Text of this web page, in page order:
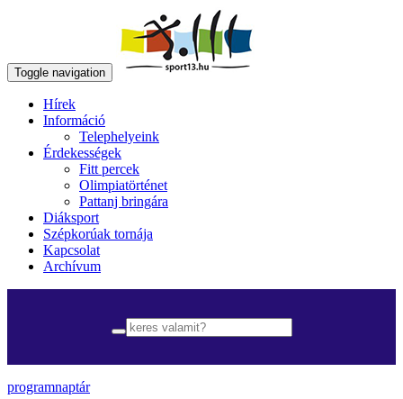
Toggle navigation
Hírek
Információ
Telephelyeink
Érdekességek
Fitt percek
Olimpiatörténet
Pattanj bringára
Diáksport
Szépkorúak tornája
Kapcsolat
Archívum
programnaptár